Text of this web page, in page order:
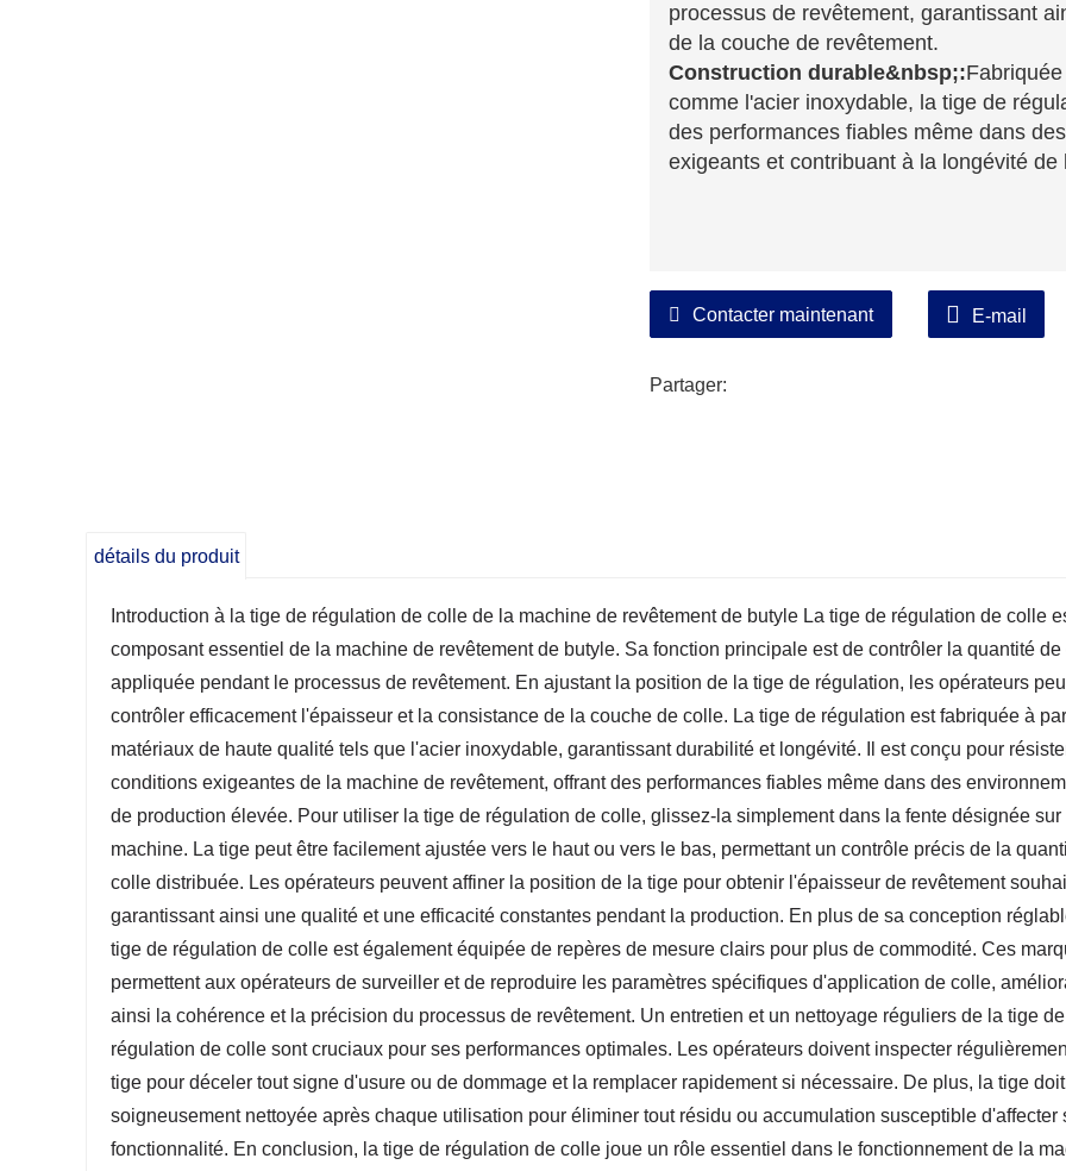
processus de revêtement, garantissant
de la couche de revêtement.
Construction durable&nbsp;:
comme l'acier inoxydable, la tige de
des performances fiables même dans
exigeants et contribuant à la longévité
Contacter maintenant E-mail
Partager:
détails du produit
Introduction à la tige de régulation de colle de la machine de revêtement de butyle La tige de régulation de colle
composant essentiel de la machine de revêtement de butyle. Sa fonction principale est de contrôler la quantité
appliquée pendant le processus de revêtement. En ajustant la position de la tige de régulation, les opérateurs
contrôler efficacement l'épaisseur et la consistance de la couche de colle. La tige de régulation est fabriquée à
matériaux de haute qualité tels que l'acier inoxydable, garantissant durabilité et longévité. Il est conçu pour
conditions exigeantes de la machine de revêtement, offrant des performances fiables même dans des
de production élevée. Pour utiliser la tige de régulation de colle, glissez-la simplement dans la fente désignée sur
machine. La tige peut être facilement ajustée vers le haut ou vers le bas, permettant un contrôle précis de la
colle distribuée. Les opérateurs peuvent affiner la position de la tige pour obtenir l'épaisseur de revêtement
garantissant ainsi une qualité et une efficacité constantes pendant la production. En plus de sa conception
tige de régulation de colle est également équipée de repères de mesure clairs pour plus de commodité. Ces
permettent aux opérateurs de surveiller et de reproduire les paramètres spécifiques d'application de colle,
ainsi la cohérence et la précision du processus de revêtement. Un entretien et un nettoyage réguliers de la tige de
régulation de colle sont cruciaux pour ses performances optimales. Les opérateurs doivent inspecter
tige pour déceler tout signe d'usure ou de dommage et la remplacer rapidement si nécessaire. De plus, la tige
soigneusement nettoyée après chaque utilisation pour éliminer tout résidu ou accumulation susceptible d'affecter
fonctionnalité. En conclusion, la tige de régulation de colle joue un rôle essentiel dans le fonctionnement de la